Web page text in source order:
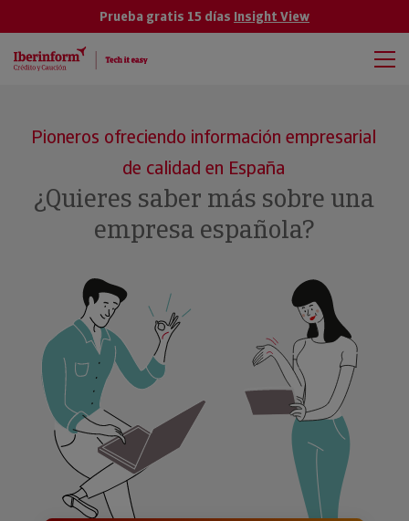
Prueba gratis 15 días Insight View
Pioneros ofreciendo información empresarial
de calidad en España
¿Quieres saber más sobre una
empresa española?